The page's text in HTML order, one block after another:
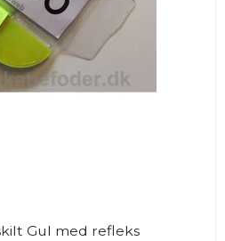
Gul med refleks